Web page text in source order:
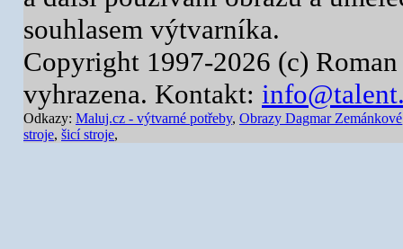
souhlasem výtvarníka.
Copyright 1997-2026 (c)
vyhrazena. Kontakt:
Odkazy: Maluj.cz - výtvarné potřeby, Obrazy Dagmar Zemánkové
stroje, šicí stroje,